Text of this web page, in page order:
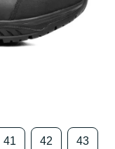
41 42 43